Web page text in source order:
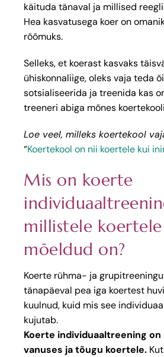
käituda tänaval ja millised
Hea kasvatusega koer on
rõõmuks.
Selleks, et koerast kasvaks
ühiskonnaliige, oleks vaja teda
sotsialiseerida ja treenida kas
treeneri abiga mõnes
Loe veel, milleks koertekool
“Koertekool on nii koertele kui
Mis on koerte
millistele koertele
mõeldud on?
Koerte rühma- ja
tänapäeval pea iga koertest
kuulnud, kuid mis see
kujutab.
Koerte individuaaltreening on
vanuses ja tõugu koertele.